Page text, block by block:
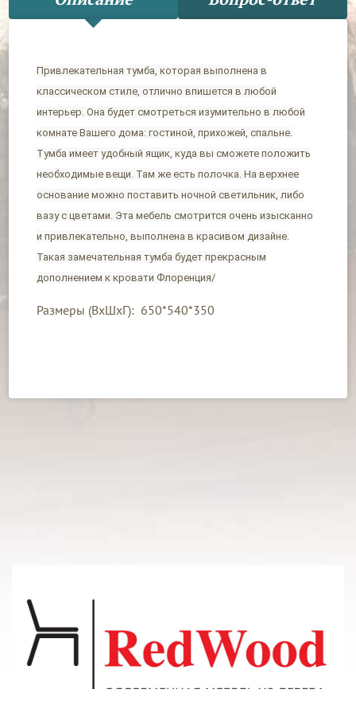
Привлекательная тумба, которая выполнена в
классическом стиле, отлично впишется в любой
интерьер. Она будет смотреться изумительно в любой
комнате Вашего дома: гостиной, прихожей, спальне.
Тумба имеет удобный ящик, куда вы сможете положить
необходимые вещи. Там же есть полочка. На верхнее
основание можно поставить ночной светильник, либо
вазу с цветами. Эта мебель смотрится очень изысканно
и привлекательно, выполнена в красивом дизайне.
Такая замечательная тумба будет прекрасным
дополнением к кровати Флоренция/
Размеры (ВхШхГ): 650*540*350